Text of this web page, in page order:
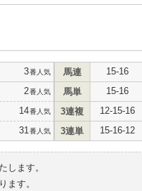
3番人気
2番人気
14番人気
31 番人気
馬連 15-16
馬単 15-16
3連複 12-15-16
3連単 15-16-12
します。
ます。